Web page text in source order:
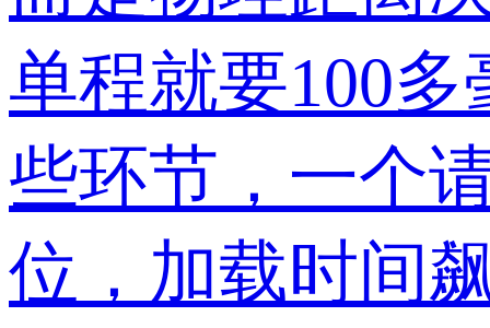
单程就要100
些环节，一个
位，加载时间